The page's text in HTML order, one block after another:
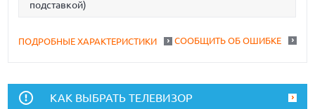
подставкой)
СООБЩИТЬ ОБ ОШИБКЕ
ПОДРОБНЫЕ ХАРАКТЕРИСТИКИ
КАК ВЫБРАТЬ ТЕЛЕВИЗОР